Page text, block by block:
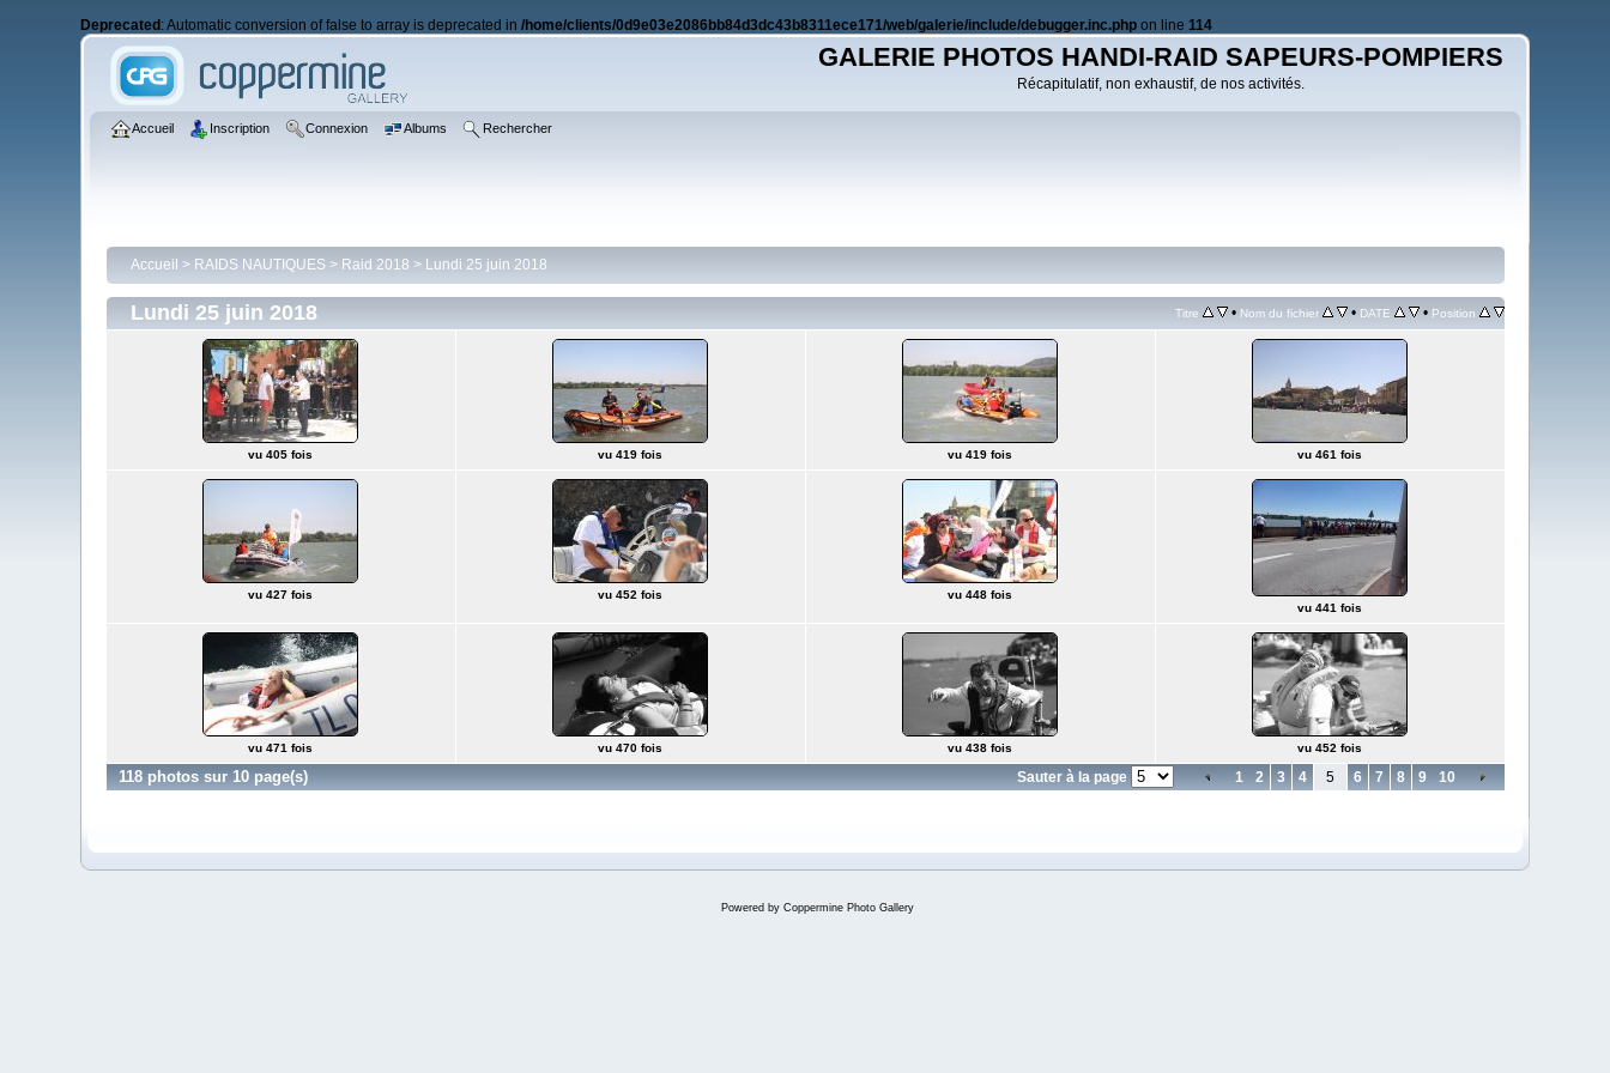
Deprecated : Automatic conversion of false to array is deprecated in/home/clients/0d9e03e2086bb84d3dc43b8311ece171/web/galerie/include/debugger.inc.php on line114
GALERIE PHOTOS HANDI-RAID SAPEURS-POMPIERS
Récapitulatif, non exhaustif, de nos activités.
Accueil Inscription Connexion Albums Rechercher
Accueil > RAIDS NAUTIQUES> Raid 2018 > Lundi 25 juin 2018
Lundi 25 juin 2018 Titre • Nom du fichier • DATE • Position
vu 405 fois vu 419 fois vu 419 fois vu 461 fois
vu 427 fois vu 452 fois
vu 448 fois
vu 441 fois
vu 471 fois vu 470 fois vu 438 fois vu 452 fois
118 photos sur 10 page(s) Sauter à la page 1 2 3 4 5 6 7 8 9 10
Powered by Coppermine Photo Gallery